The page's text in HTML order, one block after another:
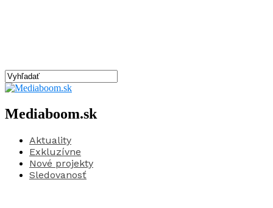
Mediaboom.sk
Aktuality
Exkluzívne
Nové projekty
Sledovanosť